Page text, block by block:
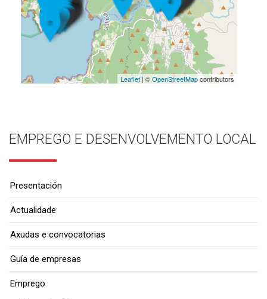
Leaflet| ©OpenStreetMapcontributors
EMPREGO E DESENVOLVEMENTO LOCAL
Presentación
Actualidade
Axudas e convocatorias
Guía de empresas
Emprego